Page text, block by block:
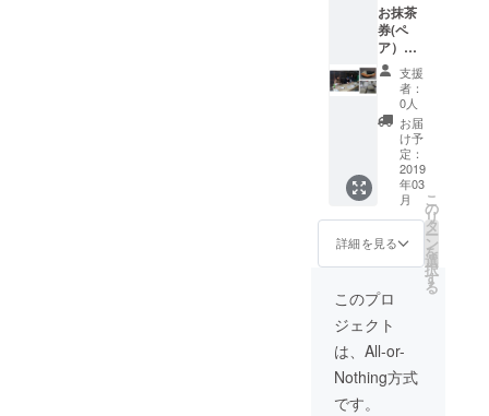
お抹茶
券(ペ
ア）
は、
コー
ヒー・
ジェ
ラート
へ変更
も可能
です。
体験陶
芸は３
月末以
降を予
定して
いま
す。ご
支援い
ただい
た方に
個別に
支援
者：
0人
お届
け予
定：
2019
年03
月
詳細を見る
こ
の
リ
タ
ー
ン
を
選
択
す
る
このプロ
ジェクト
は、All-or-
Nothing方式
です。